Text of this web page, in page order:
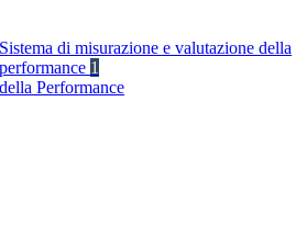
Sistema di misurazione e valutazione della
performance 1
Performance